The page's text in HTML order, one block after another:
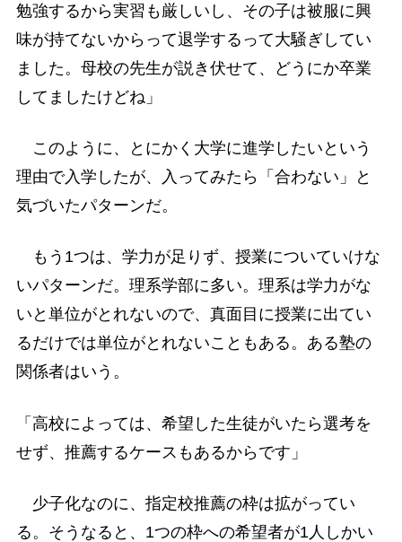
勉強するから実習も厳しいし、その子は被服に興
味が持てないからって退学するって大騒ぎしてい
ました。母校の先生が説き伏せて、どうにか卒業
してましたけどね」
このように、とにかく大学に進学したいという
理由で入学したが、入ってみたら「合わない」と
気づいたパターンだ。
もう1つは、学力が足りず、授業についていけな
いパターンだ。理系学部に多い。理系は学力がな
いと単位がとれないので、真面目に授業に出てい
るだけでは単位がとれないこともある。ある塾の
関係者はいう。
「高校によっては、希望した生徒がいたら選考を
せず、推薦するケースもあるからです」
少子化なのに、指定校推薦の枠は拡がってい
る。そうなると、1つの枠への希望者が1人しかい